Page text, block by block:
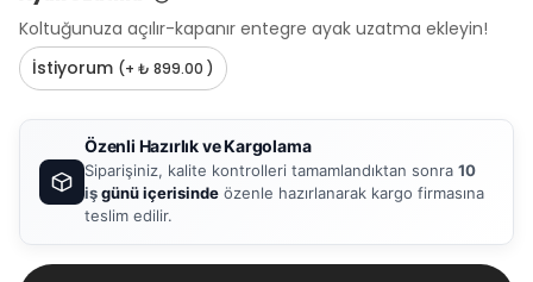
Koltuğunuza açılır-kapanır entegre ayak uzatma ekleyin!
İstiyorum (+ ₺ 899.00 )
Özenli Hazırlık ve Kargolama
Siparişiniz, kalite kontrolleri tamamlandıktan sonra 10
işgünü içerisinde özenle hazırlanarak kargo firmasına
teslim edilir.